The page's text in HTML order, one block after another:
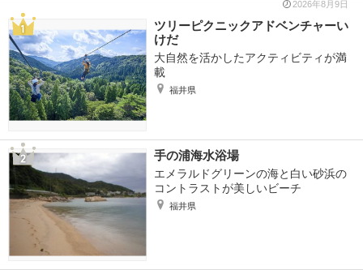
2026年8月9日
ツリーピクニックアドベンチャーい
けだ
大自然を活かしたアクティビティが満
載
福井県
手の浦海水浴場
エメラルドグリーンの海と白い砂浜の
コントラストが美しいビーチ
福井県